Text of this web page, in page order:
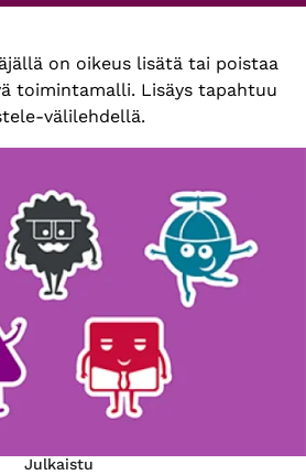
on oikeus lisätä tai poistaa
toimintamalli. Lisäys tapahtuu
välilehdellä.
Julkaistu